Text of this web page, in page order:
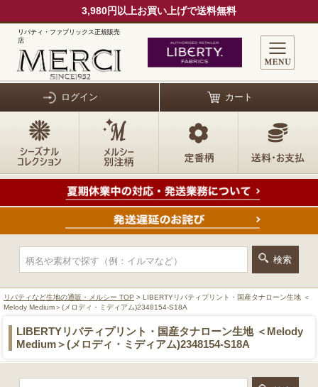
3,980円以上お買い上げで送料無料
リバティ・ファブリックス正規販売
店
ログイン カート
リバティなど生地の通販・メルシー TOP > LIBERTYリバティプリント・国産タナローン生地 ＜
Melody Medium＞(メロディ・ミディアム)2348154-S18A
LIBERTYリバティプリント・国産タナローン生地 ＜Melody
Medium＞(メロディ・ミディアム)2348154-S18A